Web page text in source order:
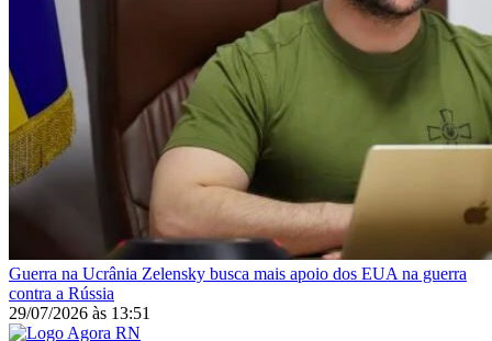
Guerra na Ucrânia Zelensky busca mais apoio dos EUA na guerra
contra a Rússia
29/07/2026 às 13:51